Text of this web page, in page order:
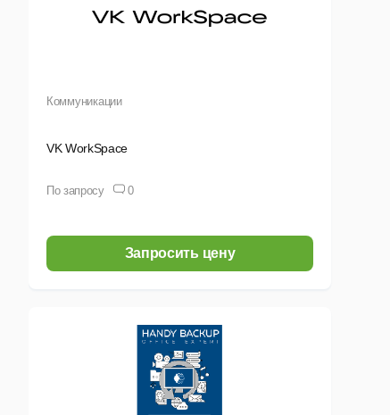
Коммуникации
VK WorkSpace
По запросу 0
Запросить цену